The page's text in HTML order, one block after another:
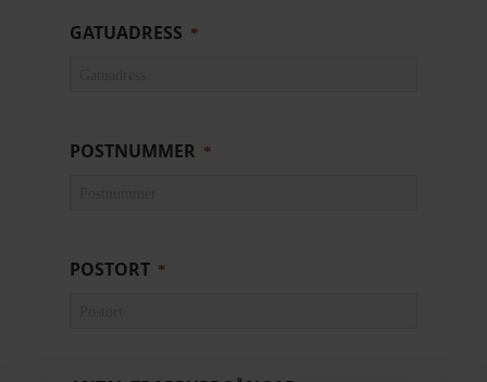
GATUADRESS
POSTNUMMER
POSTORT